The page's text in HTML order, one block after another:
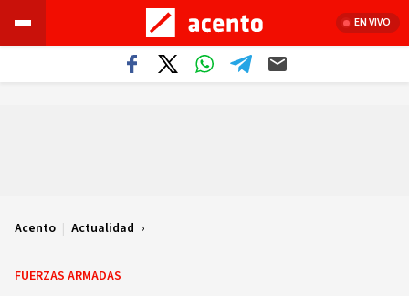
EN VIVO
Acento | Actualidad
FUERZAS ARMADAS